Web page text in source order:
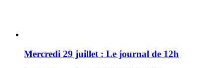
Mercredi 29 juillet : Le journal de 12h